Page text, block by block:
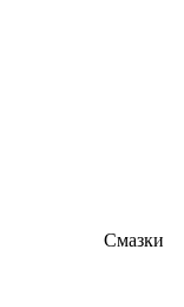
Смазки